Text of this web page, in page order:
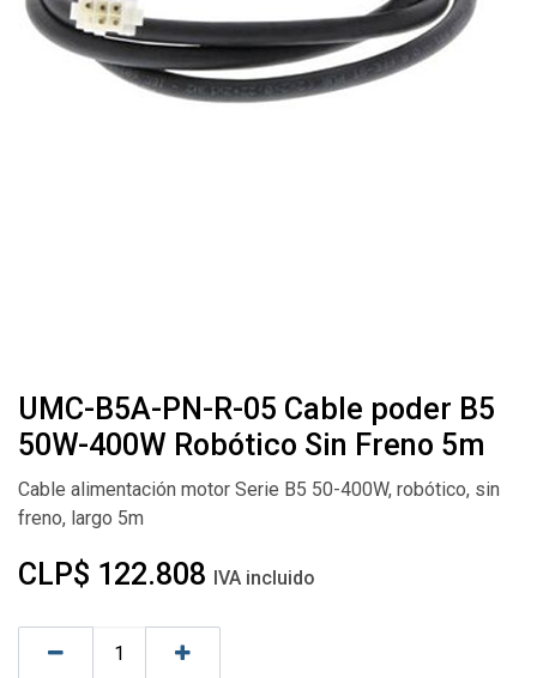
UMC-B5A-PN-R-05 Cable poder B5
50W-400W Robótico Sin Freno 5m
Cable alimentación motor Serie B5 50-400W, robótico, sin
freno, largo 5m
CLP$ 122.808 IVA incluido